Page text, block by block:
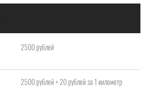
2500 рублей
2500 рублей + 20 рублей за 1 километр